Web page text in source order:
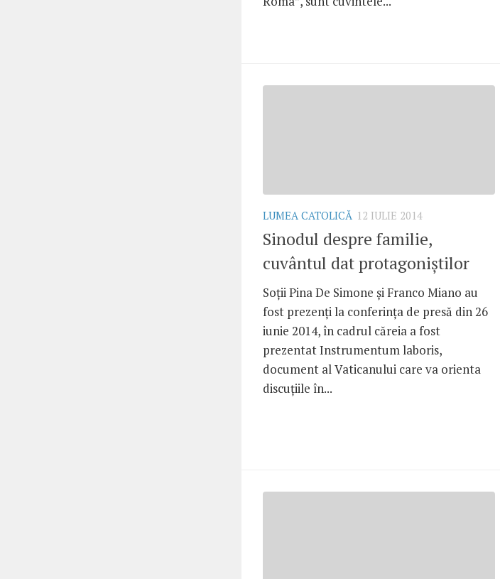
LUMEA CATOLICĂ 12 IULIE 2014
Sinodul despre familie,
cuvântul dat protagoniştilor
Soţii Pina De Simone şi Franco Miano au
fost prezenţi la conferinţa de presă din 26
iunie 2014, în cadrul căreia a fost
prezentat Instrumentum laboris,
document al Vaticanului care va orienta
discuţiile în...